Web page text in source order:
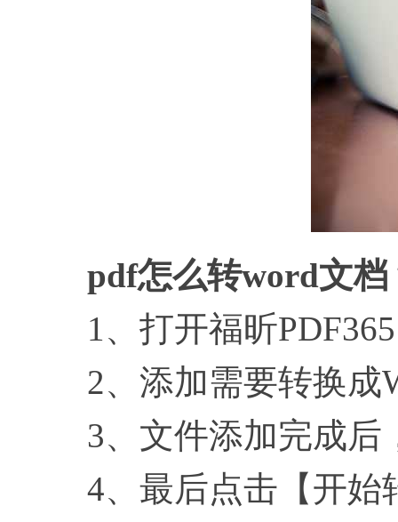
pdf怎么转word文档
1、打开福昕PDF365
2、添加需要转换成
3、文件添加完成后
4、最后点击【开始